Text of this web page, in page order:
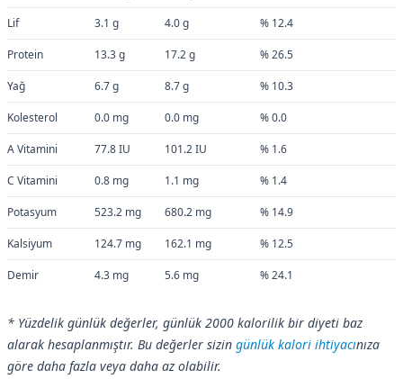
Lif 3.1 g 4.0 g % 12.4
Protein 13.3 g 17.2 g % 26.5
Yağ 6.7 g 8.7 g % 10.3
Kolesterol 0.0 mg 0.0 mg % 0.0
A Vitamini 77.8 IU 101.2 IU % 1.6
C Vitamini 0.8 mg 1.1 mg % 1.4
Potasyum 523.2 mg 680.2 mg % 14.9
Kalsiyum 124.7 mg 162.1 mg % 12.5
Demir 4.3 mg 5.6 mg % 24.1
* Yüzdelik günlük değerler, günlük 2000 kalorilik bir diyeti baz
alarak hesaplanmıştır. Bu değerler sizin günlük kalori ihtiyacınıza
göre daha fazla veya daha az olabilir.